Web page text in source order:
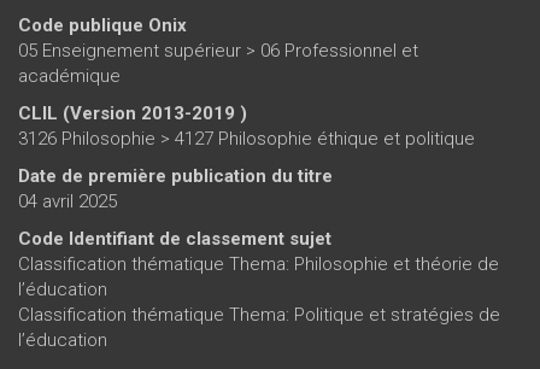
Code publique Onix
05 Enseignement supérieur > 06 Professionnel et
académique
CLIL (Version 2013-2019 )
3126 Philosophie > 4127 Philosophie éthique et politique
Date de première publication du titre
04 avril 2025
Code Identifiant de classement sujet
Classification thématique Thema: Philosophie et théorie de
l’éducation
Classification thématique Thema: Politique et stratégies de
l’éducation